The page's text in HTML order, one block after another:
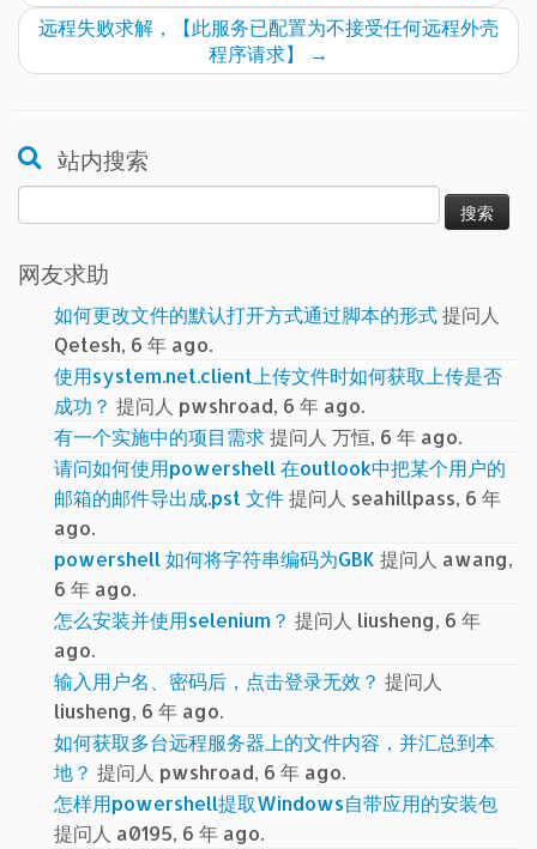
远程失败求解，【此服务已配置为不接受任何远程外壳
程序请求】
→
站内搜索
索：
网友求助
如何更改文件的默认打开方式通过脚本的形式提问人
Qetesh, 6 年 ago.
使用system.net.client上传文件时如何获取上传是否
成功？ 提问人 pwshroad, 6 年 ago.
有一个实施中的项目需求提问人 万恒, 6 年 ago.
请问如何使用powershell 在outlook中把某个用户的
邮箱的邮件导出成.pst 文件提问人 seahillpass, 6 年
ago.
powershell 如何将字符串编码为GBK 提问人 awang,
6 年 ago.
怎么安装并使用selenium？ 提问人 liusheng, 6 年
ago.
输入用户名、密码后，点击登录无效？ 提问人
liusheng, 6 年 ago.
如何获取多台远程服务器上的文件内容，并汇总到本
地？ 提问人 pwshroad, 6 年 ago.
怎样用powershell提取Windows自带应用的安装包
提问人 a0195, 6 年 ago.